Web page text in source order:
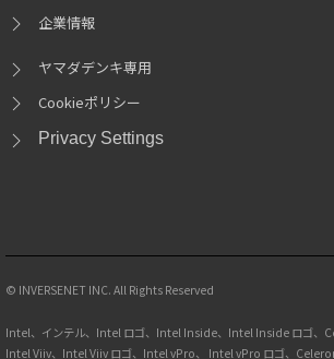
企業情報
ヤマダデンキ専用
Cookieポリシー
Privacy Settings
© INVERSENET INC. All Rights Reserved
Intel、インテル、Intel ロゴ、Intel Inside、Intel Inside ロゴ、
Intel Viiv、Intel Viiv ロゴ、Intel vPro、 Intel vPro ロゴ、